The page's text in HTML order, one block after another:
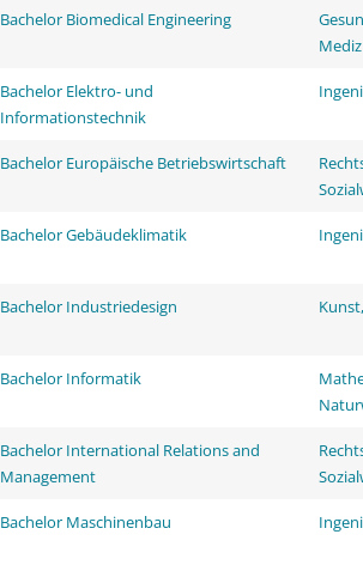
Bachelor Biomedical Engineering
Bachelor Elektro- und
Informationstechnik
Bachelor Europäische Betriebswirtschaft
Bachelor Gebäudeklimatik
Bachelor Industriedesign
Bachelor Informatik
Bachelor International Relations and
Management
Bachelor Maschinenbau